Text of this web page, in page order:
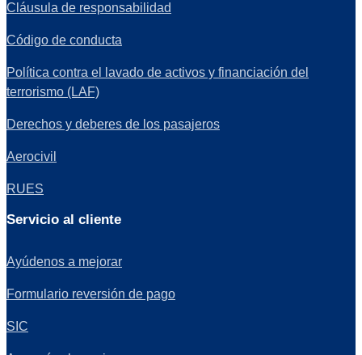
Cláusula de responsabilidad
Código de conducta
Política contra el lavado de activos y financiación del
terrorismo (LAF)
Derechos y deberes de los pasajeros
Aerocivil
RUES
Servicio al cliente
Ayúdenos a mejorar
Formulario reversión de pago
SIC